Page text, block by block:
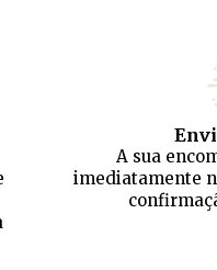
A sua
imediatamente